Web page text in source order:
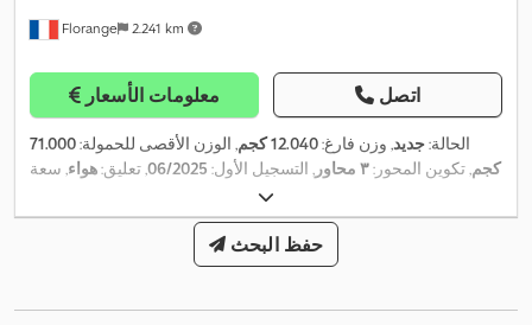
Florange 2.241 km
معلومات الأسعار اتصل
الحالة:جديد, وزن فارغ:12.040 كجم , الوزن الأقصى للحمولة:71.000
كجم, تكوين المحور:٣ محاور , التسجيل الأول: 06/2025, تعليق:هواء, سعة
حفظ البحث